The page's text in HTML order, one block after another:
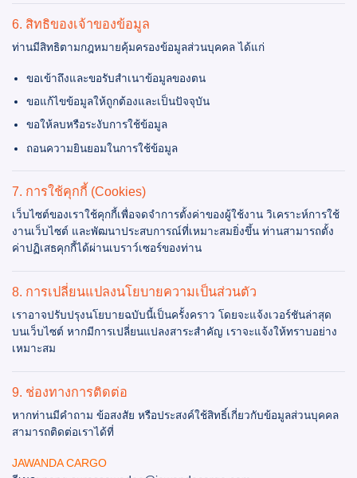
6. สิทธิของเจ้าของข้อมูล
ท่านมีสิทธิตามกฎหมายคุ้มครองข้อมูลส่วนบุคคล ได้แก่
ขอเข้าถึงและขอรับสำเนาข้อมูลของตน
ขอแก้ไขข้อมูลให้ถูกต้องและเป็นปัจจุบัน
ขอให้ลบหรือระงับการใช้ข้อมูล
ถอนความยินยอมในการใช้ข้อมูล
7. การใช้คุกกี้ (Cookies)
เว็บไซต์ของเราใช้คุกกี้เพื่อจดจำการตั้งค่าของผู้ใช้งาน วิเคราะห์การใช้
งานเว็บไซต์ และพัฒนาประสบการณ์ที่เหมาะสมยิ่งขึ้น ท่านสามารถตั้ง
ค่าปฏิเสธคุกกี้ได้ผ่านเบราว์เซอร์ของท่าน
8. การเปลี่ยนแปลงนโยบายความเป็นส่วนตัว
เราอาจปรับปรุงนโยบายฉบับนี้เป็นครั้งคราว โดยจะแจ้งเวอร์ชันล่าสุด
บนเว็บไซต์ หากมีการเปลี่ยนแปลงสาระสำคัญ เราจะแจ้งให้ทราบอย่าง
เหมาะสม
9. ช่องทางการติดต่อ
หากท่านมีคำถาม ข้อสงสัย หรือประสงค์ใช้สิทธิ์เกี่ยวกับข้อมูลส่วนบุคคล
สามารถติดต่อเราได้ที่
JAWANDA CARGO